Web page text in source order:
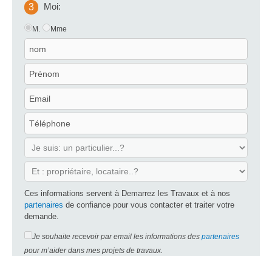
3 Moi:
M. Mme
Ces informations servent à Demarrez les Travaux et à nos
partenaires de confiance pour vous contacter et traiter votre
demande.
Je souhaite recevoir par email les informations des partenaires
pour m’aider dans mes projets de travaux.